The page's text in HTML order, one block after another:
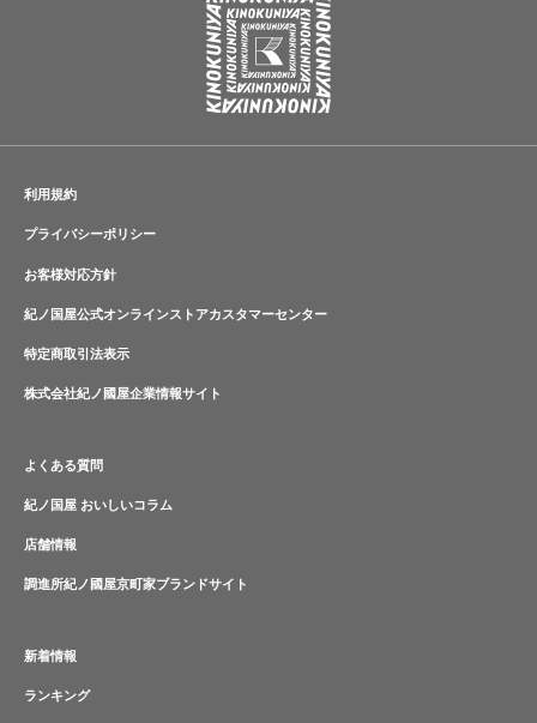
利用規約
プライバシーポリシー
お客様対応方針
紀ノ国屋公式オンラインストアカスタマーセンター
特定商取引法表示
株式会社紀ノ國屋企業情報サイト
よくある質問
紀ノ国屋 おいしいコラム
店舗情報
調進所紀ノ國屋京町家ブランドサイト
新着情報
ランキング